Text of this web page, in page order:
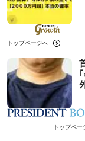
トップページへ
トップペー